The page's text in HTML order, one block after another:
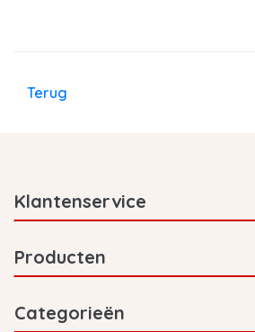
Terug
Klantenservice
Producten
Categorieën